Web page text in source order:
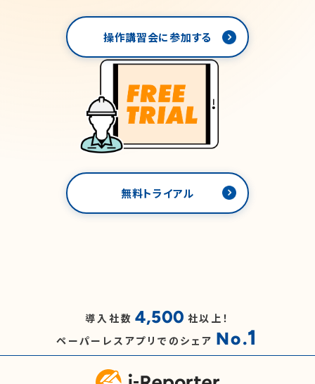
操作講習会に参加する
無料トライアル
導入社数 4,500 社以上！
ペーパーレスアプリでのシェア No.1